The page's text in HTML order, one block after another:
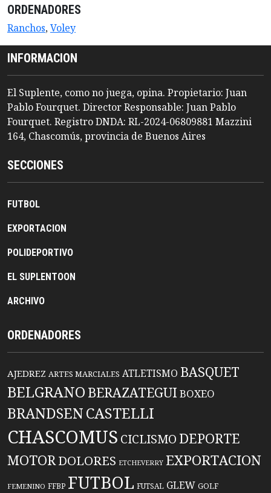
ORDENADORES
Ranchos,Voley
INFORMACION
El Suplente, como no juega, opina. Propietario: Juan
Pablo Fourquet. Director Responsable: Juan Pablo
Fourquet. Registro DNDA: RL-2024-06809881 Mazzini
164, Chascomús, provincia de Buenos Aires
SECCIONES
FUTBOL
EXPORTACION
POLIDEPORTIVO
EL SUPLENTOON
ARCHIVO
ORDENADORES
AJEDREZ ARTES MARCIALES ATLETISMO BASQUET
BELGRANO BERAZATEGUIBOXEO
BRANDSENCASTELLI
CHASCOMUS CICLISMO DEPORTE
MOTORDOLORES ETCHEVERRY EXPORTACION
FEMENINO FFBP FUTBOL FUTSAL GLEW GOLF